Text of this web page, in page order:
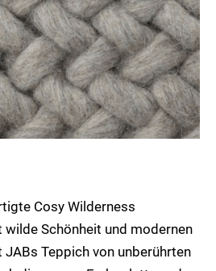
Cosy Wilderness
Schönheit und modernen
Teppich von unberührten